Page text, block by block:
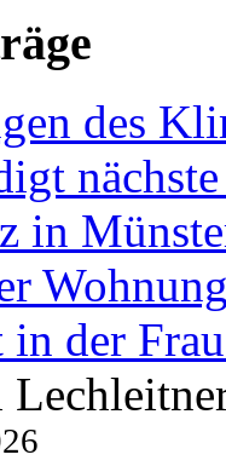
des
in
in der